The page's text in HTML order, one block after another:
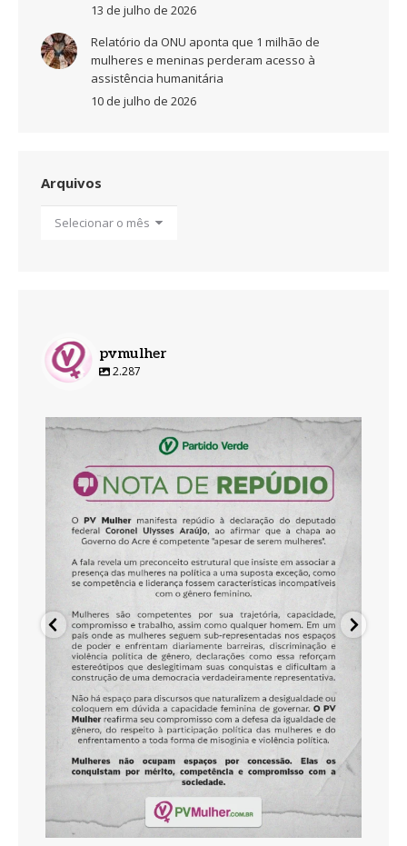
13 de julho de 2026
Relatório da ONU aponta que 1 milhão de
mulheres e meninas perderam acesso à
assistência humanitária
10 de julho de 2026
Arquivos
pvmulher
2.287
pvmulher
Ago 5